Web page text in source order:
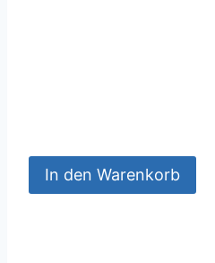
In den Warenkorb